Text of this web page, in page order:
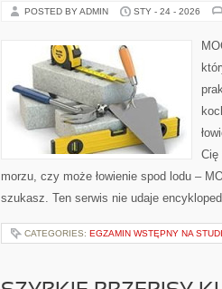
POSTED BY ADMIN STY - 24 - 2026
Cię
morzu, czy może łowienie spod lodu –
szukasz. Ten serwis nie udaje
CATEGORIES: EGZAMIN WSTĘPNY NA